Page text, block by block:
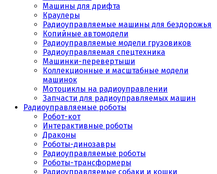
Машины для дрифта
Краулеры
Радиоуправляемые машины для бездорожья
Копийные автомодели
Радиоуправляемые модели грузовиков
Радиоуправляемая спецтехника
Машинки-перевертыши
Коллекционные и масштабные модели
машинок
Мотоциклы на радиоуправлении
Запчасти для радиоуправляемых машин
Радиоуправляемые роботы
Робот-кот
Интерактивные роботы
Драконы
Роботы-динозавры
Радиоуправляемые роботы
Роботы-трансформеры
Радиоуправляемые собаки и кошки